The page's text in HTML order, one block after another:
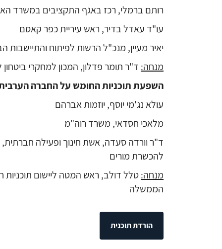
רותם ברמלי, רכז באגף התקציבים במשרד
עו"ד עאדל בדיר, ראש עיריית כפר קאסם
יאיר מעיין, מנכ"ל הרשות לפיתוח והתיישבות
מנחה: ד"ר תומר פדלון, המכון למחקרי ביטחון
השפעת תוכניות החומש על החברה
עולא נג'מי יוסף, יוזמות אברהם
מלאכי חסדאי, משרד רוה"מ
ד"ר וורדה סעדה, אשת חינוך ופעילה
להכשרת מורים
מנחה:טלל דולב, ראש המטה ליישום
הממשלה
הורדת תוכנית